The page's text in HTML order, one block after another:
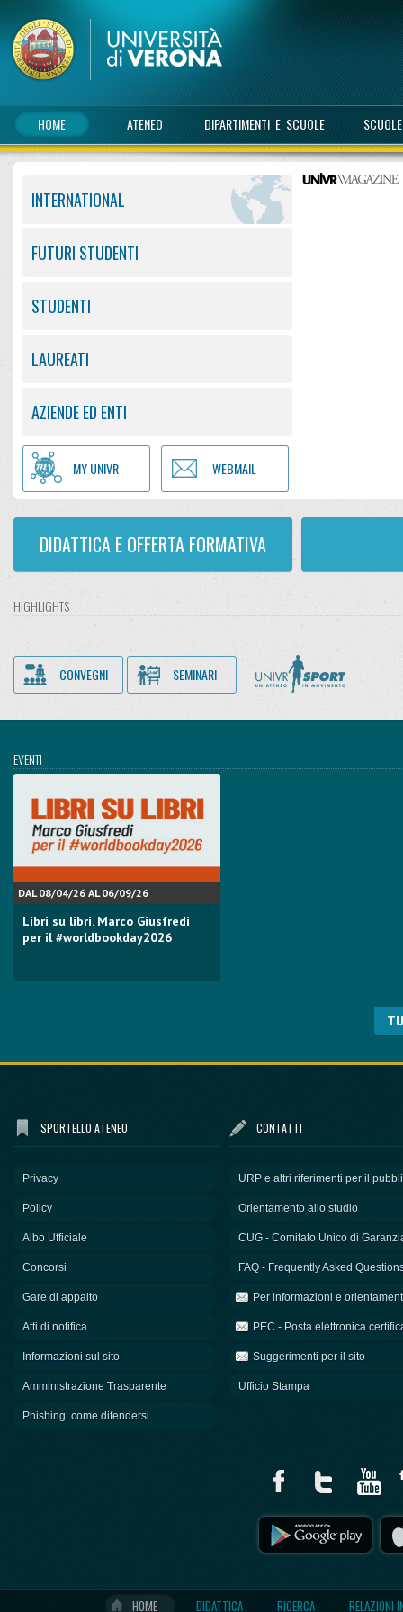
HOME ATENEO DIPARTIMENTI E SCUOLE
INTERNATIONAL
FUTURI STUDENTI
STUDENTI
LAUREATI
AZIENDE ED ENTI
MY UNIVR WEBMAIL
DIDATTICA E OFFERTA FORMATIVA
HIGHLIGHTS
CONVEGNI SEMINARI
EVENTI
DAL 08/04/26 AL 06/09/26
Libri su libri. Marco Giusfredi
per il #worldbookday2026
SPORTELLO ATENEO
Privacy
Policy
Albo Ufficiale
Concorsi
Gare di appalto
Atti di notifica
Informazioni sul sito
Amministrazione Trasparente
Phishing: come difendersi
CONTATTI
URP e altri riferimenti per il
Orientamento allo studio
CUG - Comitato Unico di
FAQ - Frequently Asked
Per informazioni e
PEC - Posta elettronica
Suggerimenti per il sito
Ufficio Stampa
HOME DIDATTICA RICERCA RELAZIONI